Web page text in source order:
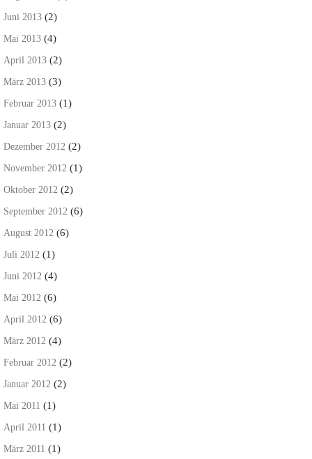
Juni 2013 (2)
Mai 2013 (4)
April 2013 (2)
März 2013 (3)
Februar 2013 (1)
Januar 2013 (2)
Dezember 2012 (2)
November 2012 (1)
Oktober 2012 (2)
September 2012 (6)
August 2012 (6)
Juli 2012 (1)
Juni 2012 (4)
Mai 2012 (6)
April 2012 (6)
März 2012 (4)
Februar 2012 (2)
Januar 2012 (2)
Mai 2011 (1)
April 2011 (1)
März 2011 (1)